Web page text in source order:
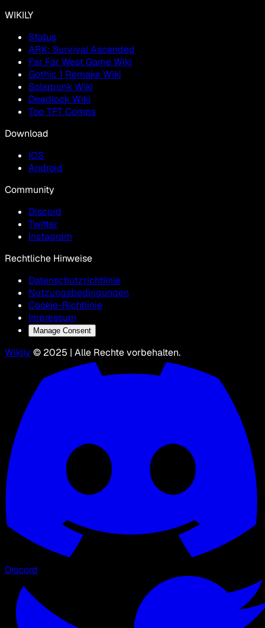
WIKILY
Status
ARK: Survival Ascended
Far Far West Game Wiki
Gothic 1 Remake Wiki
Solarpunk Wiki
Deadlock Wiki
Top TFT Comps
Download
IOS
Android
Community
Discord
Twitter
Instagram
Rechtliche Hinweise
Datenschutzrichtlinie
Nutzungsbedingungen
Cookie-Richtlinie
Impressum
Manage Consent
Wikily © 2025 | Alle Rechte vorbehalten.
Discord